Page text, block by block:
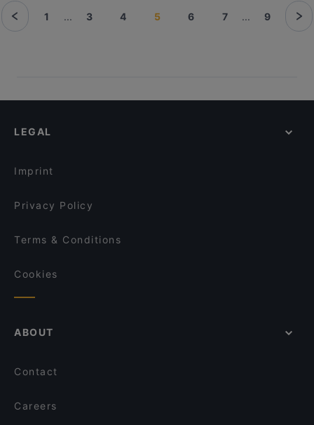
1 ... 3 4 5 6 7 ... 9
LEGAL
Imprint
Privacy Policy
Terms & Conditions
Cookies
ABOUT
Contact
Careers